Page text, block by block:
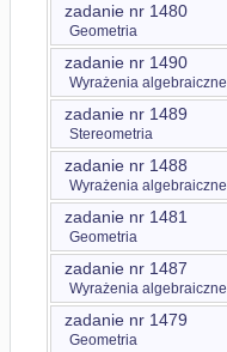
zadanie nr 1480
Geometria
zadanie nr 1490
Wyrażenia algebraiczne
zadanie nr 1489
Stereometria
zadanie nr 1488
Wyrażenia algebraiczne
zadanie nr 1481
Geometria
zadanie nr 1487
Wyrażenia algebraiczne
zadanie nr 1479
Geometria